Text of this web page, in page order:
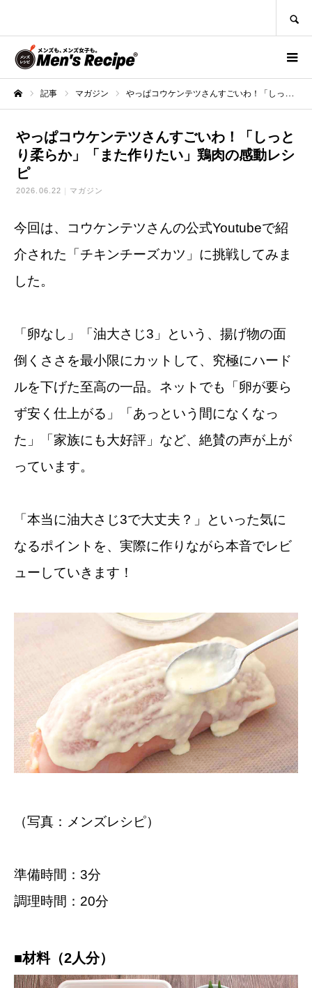
記事 マガジン やっぱコウケンテツさんすごいわ！「しっとり柔らか」「また作りたい」鶏肉の感動レシピ
やっぱコウケンテツさんすごいわ！「しっと
り柔らか」「また作りたい」鶏肉の感動レシ
ピ
2026.06.22 マガジン
今回は、コウケンテツさんの公式Youtubeで紹
介された「チキンチーズカツ」に挑戦してみま
した。
「卵なし」「油大さじ3」という、揚げ物の面
倒くささを最小限にカットして、究極にハード
ルを下げた至高の一品。ネットでも「卵が要ら
ず安く仕上がる」「あっという間になくなっ
た」「家族にも大好評」など、絶賛の声が上が
っています。
「本当に油大さじ3で大丈夫？」といった気に
なるポイントを、実際に作りながら本音でレビ
ューしていきます！
（写真：メンズレシピ）
準備時間：3分
調理時間：20分
■材料（2人分）